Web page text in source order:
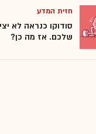
חזית המדע
סודוקו כנראה לא
שלכם. אז מה כן?